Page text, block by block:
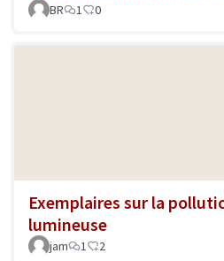
BR
1 0
Exemplaires sur la
lumineuse
jam 1 2